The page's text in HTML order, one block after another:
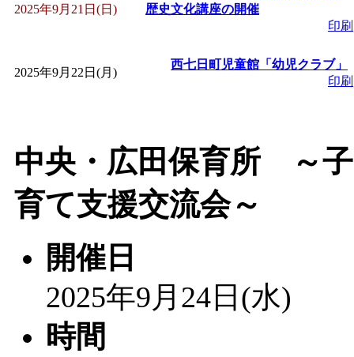
「皆鶴姫のこびる塾
～」 受付期間：～
de 健康づくり」 」
2025年9月21日(日)
歴史文化講座の開催
印刷
2025年9月22日(月)
西七日町児童館「幼児クラブ」
印刷
中央・広田保育所 ～子
育て支援交流会～
開催日
2025年9月24日(水)
時間